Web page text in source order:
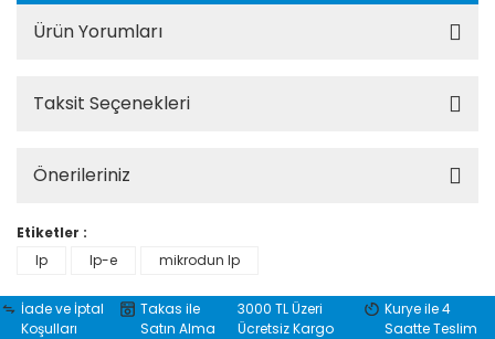
Ürün Yorumları
Taksit Seçenekleri
Önerileriniz
Etiketler :
lp
lp-e mikrodun lp
İade ve İptal
Koşulları
Takas ile
Satın Alma
3000 TL Üzeri
Ücretsiz Kargo
Kurye ile 4
Saatte Teslim